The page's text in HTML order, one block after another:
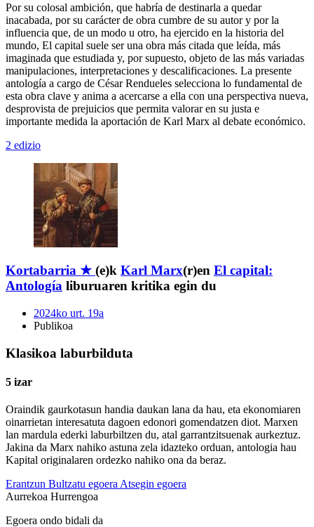
Por su colosal ambición, que habría de destinarla a quedar
inacabada, por su carácter de obra cumbre de su autor y por la
influencia que, de un modo u otro, ha ejercido en la historia del
mundo, El capital suele ser una obra más citada que leída, más
imaginada que estudiada y, por supuesto, objeto de las más variadas
manipulaciones, interpretaciones y descalificaciones. La presente
antología a cargo de César Rendueles selecciona lo fundamental de
esta obra clave y anima a acercarse a ella con una perspectiva nueva,
desprovista de prejuicios que permita valorar en su justa e
importante medida la aportación de Karl Marx al debate económico.
2 edizio
Kortabarria ★ (e)k Karl Marx(r)en El capital:
Antología liburuaren kritika egin du
2024ko urt. 19a
Publikoa
Klasikoa laburbilduta
5 izar
Oraindik gaurkotasun handia daukan lana da hau, eta ekonomiaren
oinarrietan interesatuta dagoen edonori gomendatzen diot. Marxen
lan mardula ederki laburbiltzen du, atal garrantzitsuenak aurkeztuz.
Jakina da Marx nahiko astuna zela idazteko orduan, antologia hau
Kapital originalaren ordezko nahiko ona da beraz.
Erantzun Bultzatu egoera Atsegin egoera
Aurrekoa Hurrengoa
Egoera ondo bidali da